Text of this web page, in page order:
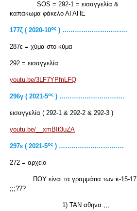
SOS = 292-1 = εισαγγελία &
καπάκωμα φάκελο ΑΓΑΠΕ
177ζ ( 2020-10ος ) ………………………….
287ε = χύμα στο κύμα
292 = εισαγγελία
youtu.be/3LF7YPfnLFQ
296γ ( 2021-5ος ) ………………………….
εισαγγελία ( 292-1 & 292-2 & 292-3 )
youtu.be/__xmBIt3uZA
297ε ( 2021-5ος ) ………………………….
272 = αρχείο
ΠΟΥ είναι τα γραμμάτια των κ-15-17
;;;???
1) ΤΑΝ αθηνα ;;;